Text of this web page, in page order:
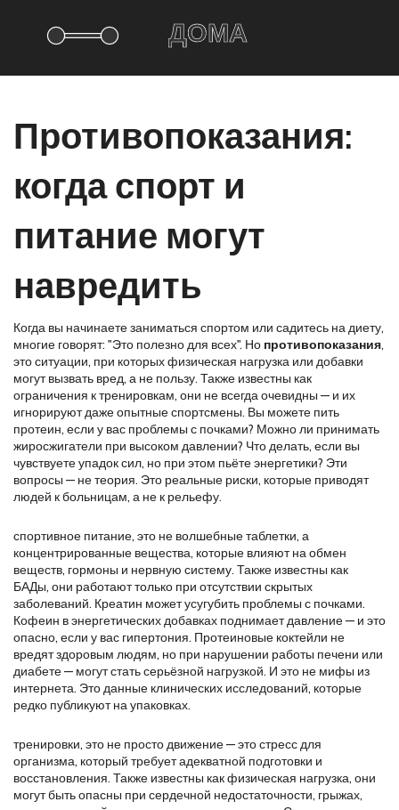
Противопоказания:
когда спорт и
питание могут
навредить
Когда вы начинаете заниматься спортом или садитесь на диету,
многие говорят: "Это полезно для всех". Но противопоказания,
это ситуации, при которых физическая нагрузка или добавки
могут вызвать вред, а не пользу. Также известны как
ограничения к тренировкам, они не всегда очевидны — и их
игнорируют даже опытные спортсмены. Вы можете пить
протеин, если у вас проблемы с почками? Можно ли принимать
жиросжигатели при высоком давлении? Что делать, если вы
чувствуете упадок сил, но при этом пьёте энергетики? Эти
вопросы — не теория. Это реальные риски, которые приводят
людей к больницам, а не к рельефу.
спортивное питание, это не волшебные таблетки, а
концентрированные вещества, которые влияют на обмен
веществ, гормоны и нервную систему. Также известны как
БАДы, они работают только при отсутствии скрытых
заболеваний. Креатин может усугубить проблемы с почками.
Кофеин в энергетических добавках поднимает давление — и это
опасно, если у вас гипертония. Протеиновые коктейли не
вредят здоровым людям, но при нарушении работы печени или
диабете — могут стать серьёзной нагрузкой. И это не мифы из
интернета. Это данные клинических исследований, которые
редко публикуют на упаковках.
тренировки, это не просто движение — это стресс для
организма, который требует адекватной подготовки и
восстановления. Также известны какфизическая нагрузка, они
могут быть опасны при сердечной недостаточности, грыжах,